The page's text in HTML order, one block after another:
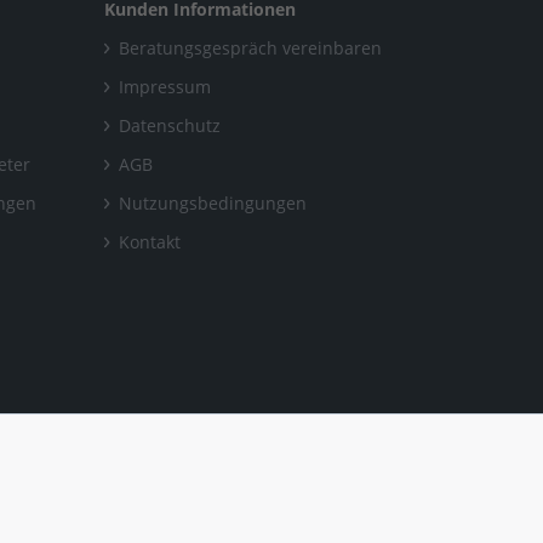
Kunden Informationen
Beratungsgespräch vereinbaren
Impressum
Datenschutz
AGB
Nutzungsbedingungen
Kontakt